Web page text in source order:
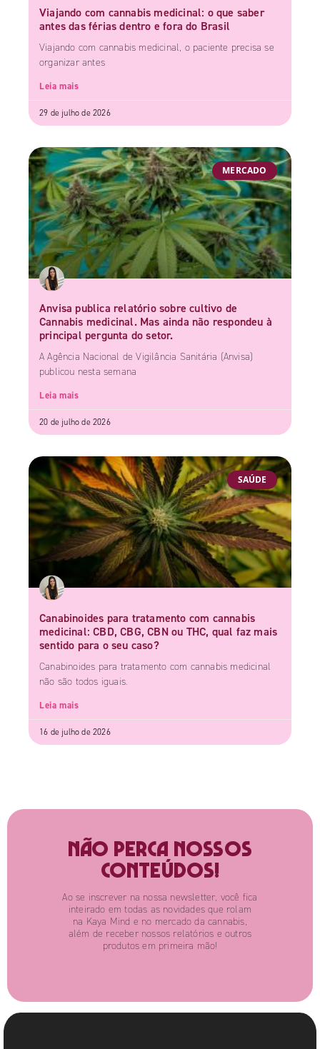
Viajando com cannabis medicinal: o que saber
antes das férias dentro e fora do Brasil
Viajando com cannabis medicinal, o paciente precisa se
organizar antes
Leia mais
29 de julho de 2026
MERCADO
Anvisa publica relatório sobre cultivo de
Cannabis medicinal. Mas ainda não respondeu à
principal pergunta do setor.
A Agência Nacional de Vigilância Sanitária (Anvisa)
publicou nesta semana
Leia mais
20 de julho de 2026
SAÚDE
Canabinoides para tratamento com cannabis
medicinal: CBD, CBG, CBN ou THC, qual faz mais
sentido para o seu caso?
Canabinoides para tratamento com cannabis medicinal
não são todos iguais.
Leia mais
16 de julho de 2026
Não perca nossos
conteúdos!
Ao se inscrever na nossa newsletter, você fica
inteirado em todas as novidades que rolam
na Kaya Mind e no mercado da cannabis,
além de receber nossos relatórios e outros
produtos em primeira mão!